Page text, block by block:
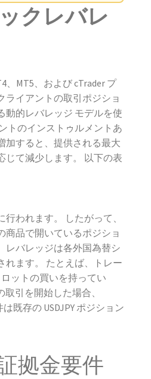
クレバレ
、MT5、および cTrader プ
ライアントの取引ポジショ
動的レバレッジ モデルを使
トのインストゥルメントあ
加すると、提供される最大
じて減少します。 以下の表
われます。 したがって、
商品で開いているポジショ
レバレッジは各外国為替シ
れます。 たとえば、トレー
ロットの買いを持ってい
取引を開始した場合、
既存の USDJPY ポジション
拠金要件